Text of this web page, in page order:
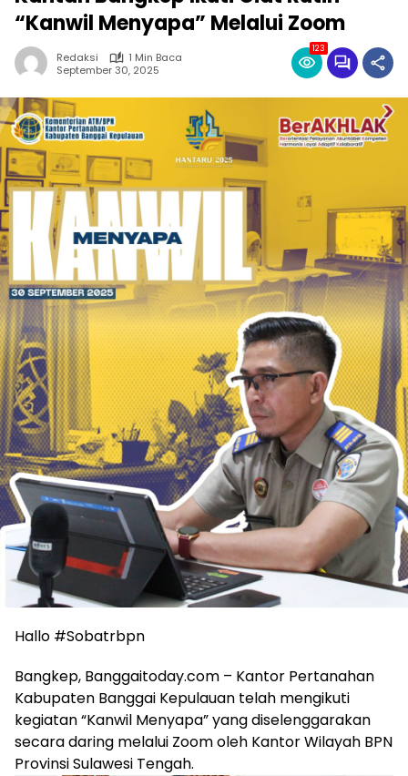
“Kanwil Menyapa” Melalui Zoom
Redaksi
1 Min Baca
September 30, 2025
123
Hallo #Sobatrbpn
Bangkep, Banggaitoday.com – Kantor Pertanahan
Kabupaten Banggai Kepulauan telah mengikuti
kegiatan “Kanwil Menyapa” yang diselenggarakan
secara daring melalui Zoom oleh Kantor Wilayah BPN
Provinsi Sulawesi Tengah.